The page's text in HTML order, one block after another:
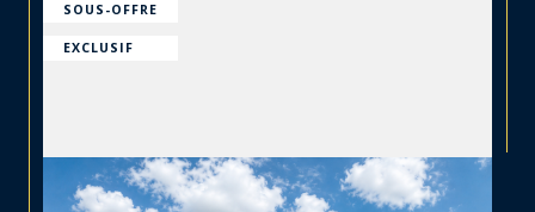
SOUS-OFFRE
EXCLUSIF